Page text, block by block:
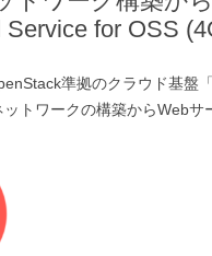
Service for OSS
準拠のクラウド基盤「
トワークの構築からWebサ